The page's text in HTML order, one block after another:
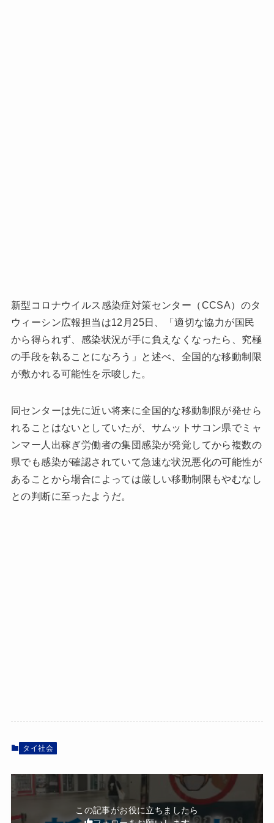
新型コロナウイルス感染症対策センター（CCSA）のタ
ウィーシン広報担当は12月25日、「適切な協力が国民
から得られず、感染状況が手に負えなくなったら、究極
の手段を執ることになろう」と述べ、全国的な移動制限
が敷かれる可能性を示唆した。
同センターは先に近い将来に全国的な移動制限が発せら
れることはないとしていたが、サムットサコン県でミャ
ンマー人出稼ぎ労働者の集団感染が発覚してから複数の
県でも感染が確認されていて急速な状況悪化の可能性が
あることから場合によっては厳しい移動制限もやむなし
との判断に至ったようだ。
タイ社会
この記事がお役に立ちましたら